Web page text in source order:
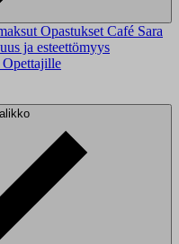
Opastukset Café Sara
ja esteettömyys
Opettajille